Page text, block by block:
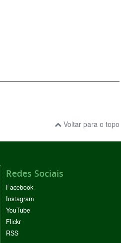
Voltar para o topo
Redes Sociais
Facebook
Instagram
YouTube
Flickr
RSS